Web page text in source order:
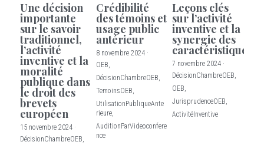
Une décision
importante
sur le savoir
traditionnel,
l’activité
inventive et la
moralité
publique dans
le droit des
brevets
européen
15 novembre 2024 ·
DécisionChambreOEB,
Crédibilité
des témoins et
usage public
antérieur
8 novembre 2024 ·
OEB,
DécisionChambreOEB,
TemoinsOEB,
UtilisationPubliqueAnte
rieure,
AuditionParVideoconfere
nce
Leçons clés
sur l’activité
inventive et la
synergie des
caractéristiques
7 novembre 2024 ·
DécisionChambreOEB,
OEB,
JurisprudenceOEB,
ActivitéInventive